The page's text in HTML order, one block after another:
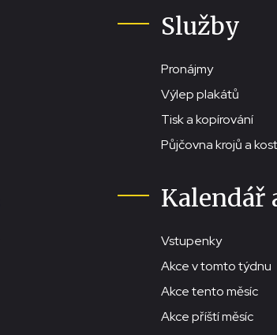
Služby
Pronájmy
Výlep plakátů
Tisk a kopírování
Půjčovna krojů a
Kalendář
Vstupenky
Akce v tomto týdnu
Akce tento měsíc
Akce příští měsíc